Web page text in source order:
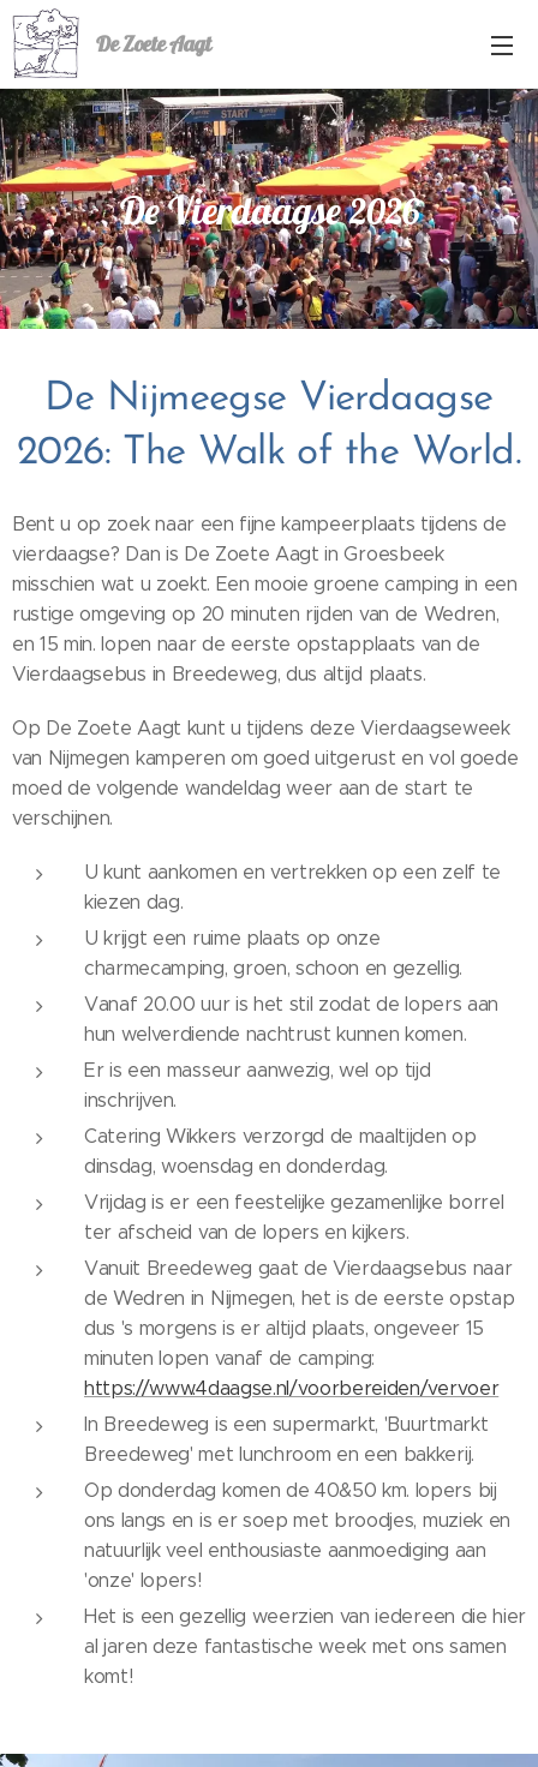
De Zoete Aagt
De Vierdaagse2026
De Nijmeegse Vierdaagse
2026: The Walk of the World.
Bent u op zoek naar een fijne kampeerplaats tijdens de
vierdaagse? Dan is De Zoete Aagt in Groesbeek
misschien wat u zoekt. Een mooie groene camping in een
rustige omgeving op 20 minuten rijden van de Wedren,
en 15 min. lopen naar de eerste opstapplaats van de
Vierdaagsebus in Breedeweg, dus altijd plaats.
Op De Zoete Aagt kunt u tijdens deze Vierdaagseweek
van Nijmegen kamperen om goed uitgerust en vol goede
moed de volgende wandeldag weer aan de start te
verschijnen.
U kunt aankomen en vertrekken op een zelf te
kiezen dag.
U krijgt een ruime plaats op onze
charmecamping, groen, schoon en gezellig.
Vanaf 20.00 uur is het stil zodat de lopers aan
hun welverdiende nachtrust kunnen komen.
Er is een masseur aanwezig, wel op tijd
inschrijven.
Catering Wikkers verzorgd de maaltijden op
dinsdag, woensdag en donderdag.
Vrijdag is er een feestelijke gezamenlijke borrel
ter afscheid van de lopers en kijkers.
Vanuit Breedeweg gaat de Vierdaagsebus naar
de Wedren in Nijmegen, het is de eerste opstap
dus 's morgens is er altijd plaats, ongeveer 15
minuten lopen vanaf de camping:
https://www.4daagse.nl/voorbereiden/vervoer
In Breedeweg is een supermarkt, 'Buurtmarkt
Breedeweg' met lunchroom en een bakkerij.
Op donderdag komen de 40&50 km. lopers bij
ons langs en is er soep met broodjes, muziek en
natuurlijk veel enthousiaste aanmoediging aan
'onze' lopers!
Het is een gezellig weerzien van iedereen die hier
al jaren deze fantastische week met ons samen
komt!